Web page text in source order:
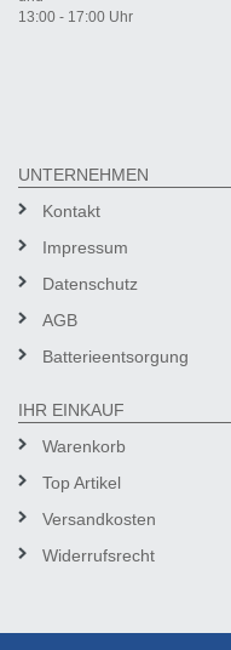
13:00 - 17:00 Uhr
UNTERNEHMEN
Kontakt
Impressum
Datenschutz
AGB
Batterieentsorgung
IHR EINKAUF
Warenkorb
Top Artikel
Versandkosten
Widerrufsrecht